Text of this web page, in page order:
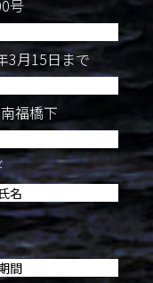
号
3月15日まで
福橋下
名
間